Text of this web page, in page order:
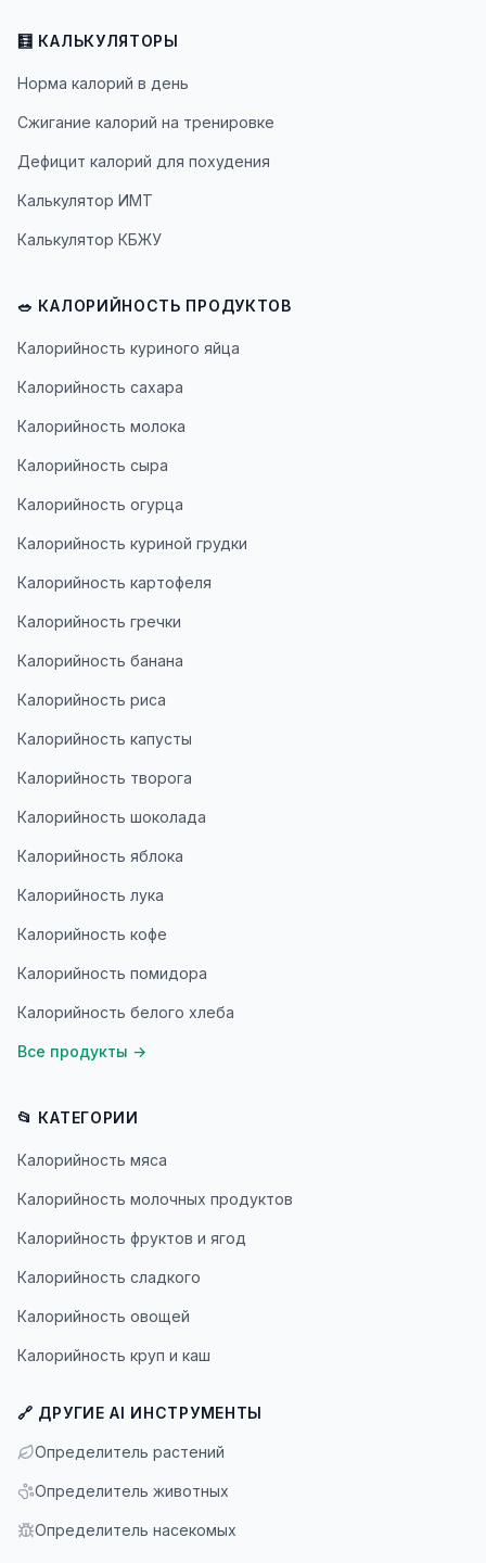
🧮 КАЛЬКУЛЯТОРЫ
Норма калорий в день
Сжигание калорий на тренировке
Дефицит калорий для похудения
Калькулятор ИМТ
Калькулятор КБЖУ
🥗 КАЛОРИЙНОСТЬ ПРОДУКТОВ
Калорийность куриного яйца
Калорийность сахара
Калорийность молока
Калорийность сыра
Калорийность огурца
Калорийность куриной грудки
Калорийность картофеля
Калорийность гречки
Калорийность банана
Калорийность риса
Калорийность капусты
Калорийность творога
Калорийность шоколада
Калорийность яблока
Калорийность лука
Калорийность кофе
Калорийность помидора
Калорийность белого хлеба
Все продукты →
📂 КАТЕГОРИИ
Калорийность мяса
Калорийность молочных продуктов
Калорийность фруктов и ягод
Калорийность сладкого
Калорийность овощей
Калорийность круп и каш
🔗 ДРУГИЕ AI ИНСТРУМЕНТЫ
Определитель растений
Определитель животных
Определитель насекомых